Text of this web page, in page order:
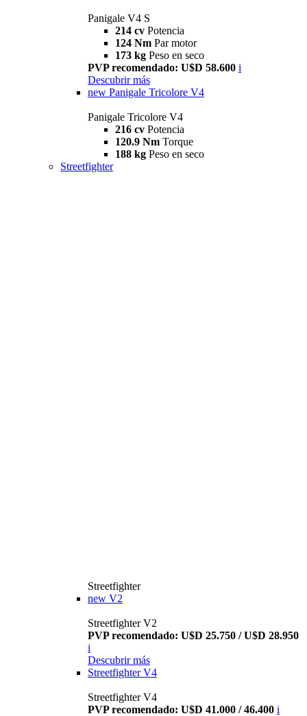
Panigale V4 S
214 cv Potencia
124 Nm Par motor
173 kg Peso en seco
PVP recomendado: U$D 58.600 i
Descubrir más
new Panigale Tricolore V4
Panigale Tricolore V4
216 cv Potencia
120.9 Nm Torque
188 kg Peso en seco
Streetfighter
Streetfighter
new V2
Streetfighter V2
PVP recomendado: U$D 25.750 / U$D 28.950
i
Descubrir más
Streetfighter V4
Streetfighter V4
PVP recomendado: U$D 41.000 / 46.400 i